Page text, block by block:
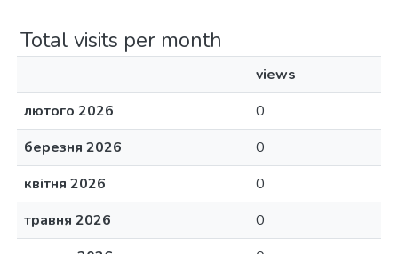
Total visits per month
views
лютого 2026
0
березня 2026
0
квітня 2026
0
травня 2026
0